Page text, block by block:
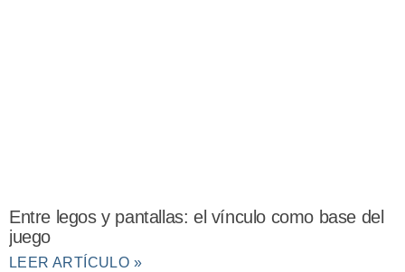
Entre legos y pantallas: el vínculo como base del
juego
LEER ARTÍCULO »